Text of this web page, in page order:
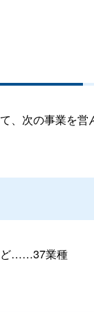
、次の事業を営
ど……37業種